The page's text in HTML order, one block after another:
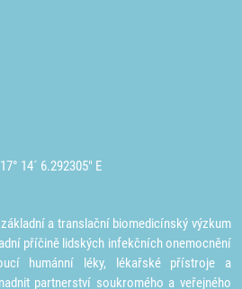
14´ 6.292305" E
a translační biomedicínský výzkum
příčině lidských infekčních onemocnění
humánní léky, lékařské přístroje a
partnerství soukromého a veřejného